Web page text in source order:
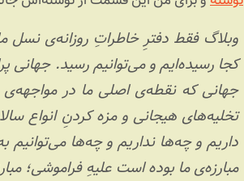
وبلاگ فقط دفترِ خاطراتِ روزانه‌ی نسل
کجا رسیده‌ایم و می‌توانیم رسید. جهانی
جهانی که نقطه‌ی اصلی ما در
تخلیه‌های هیجانی و مزه کردنِ انواع
داریم و چه‌‌ها نداریم و چه‌ها
مبارزه‌ی ما بوده است علیهِ فراموشی؛